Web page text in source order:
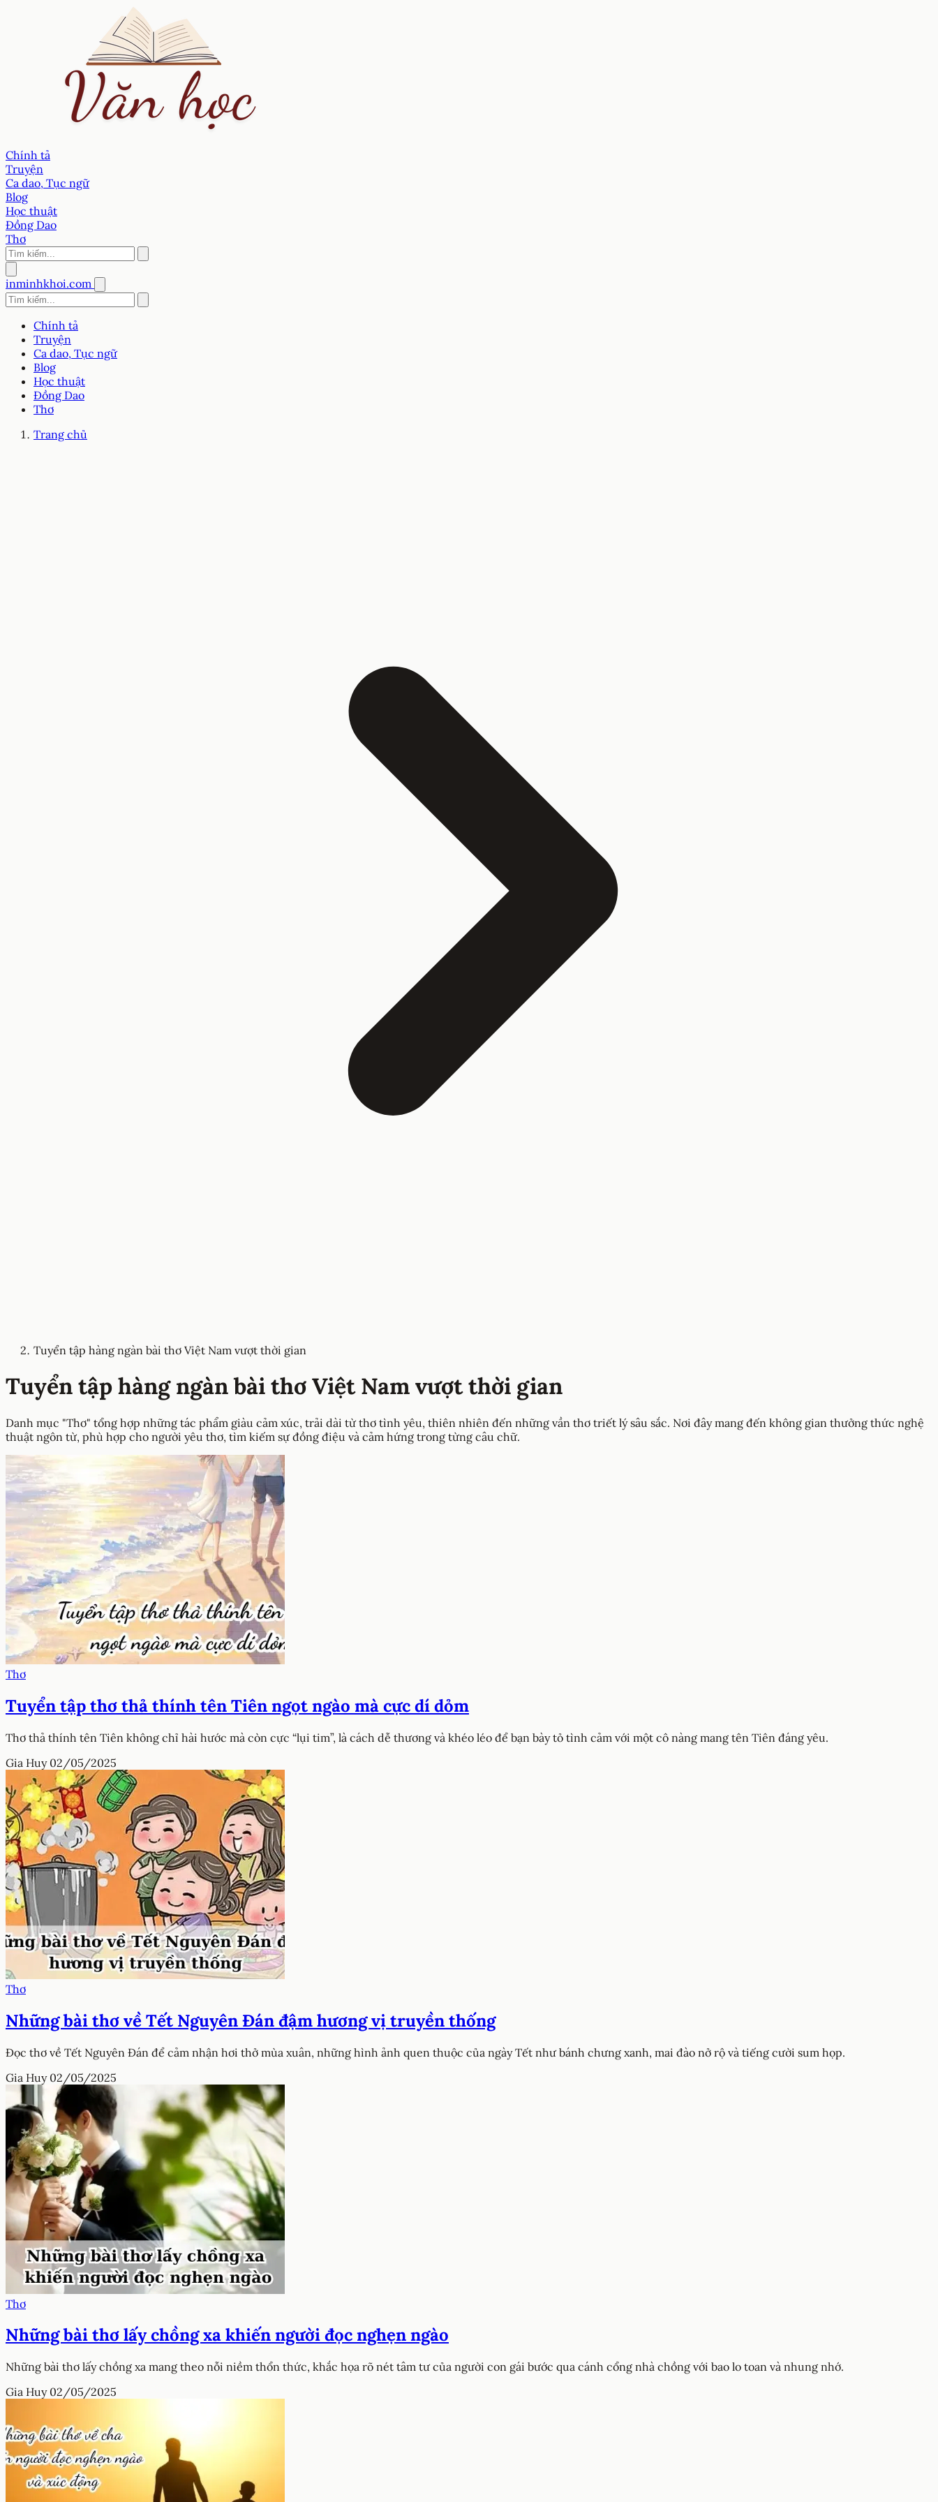
Chính tả
Truyện
Ca dao, Tục ngữ
Blog
Học thuật
Đồng Dao
Thơ
inminhkhoi.com
Chính tả
Truyện
Ca dao, Tục ngữ
Blog
Học thuật
Đồng Dao
Thơ
Trang chủ
Tuyển tập hàng ngàn bài thơ Việt Nam vượt thời gian
Tuyển tập hàng ngàn bài thơ Việt Nam vượt thời gian
Danh mục "Thơ" tổng hợp những tác phẩm giàu cảm xúc, trải dài từ thơ tình yêu, thiên nhiên đến những vần thơ triết lý sâu sắc. Nơi đây mang đến không gian thưởng thức nghệ
thuật ngôn từ, phù hợp cho người yêu thơ, tìm kiếm sự đồng điệu và cảm hứng trong từng câu chữ.
Thơ
Tuyển tập thơ thả thính tên Tiên ngọt ngào mà cực dí dỏm
Thơ thả thính tên Tiên không chỉ hài hước mà còn cực “lụi tim”, là cách dễ thương và khéo léo để bạn bày tỏ tình cảm với một cô nàng mang tên Tiên đáng yêu.
Gia Huy 02/05/2025
Thơ
Những bài thơ về Tết Nguyên Đán đậm hương vị truyền thống
Đọc thơ về Tết Nguyên Đán để cảm nhận hơi thở mùa xuân, những hình ảnh quen thuộc của ngày Tết như bánh chưng xanh, mai đào nở rộ và tiếng cười sum họp.
Gia Huy 02/05/2025
Thơ
Những bài thơ lấy chồng xa khiến người đọc nghẹn ngào
Những bài thơ lấy chồng xa mang theo nỗi niềm thổn thức, khắc họa rõ nét tâm tư của người con gái bước qua cánh cổng nhà chồng với bao lo toan và nhung nhớ.
Gia Huy 02/05/2025